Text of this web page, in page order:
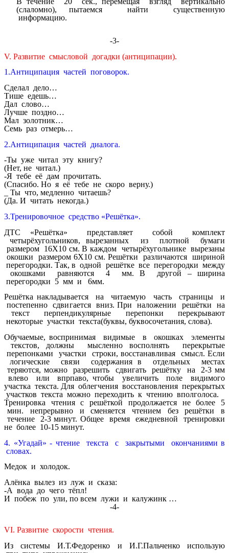
(слаломно), пытаемся найти существенную
информацию.
-3-
V. Развитие смысловой догадки (антиципации).
1.Антиципация частей поговорок.
Сделал дело…
Тише едешь…
Дал слово…
Лучше поздно…
Мал золотник…
Семь раз отмерь…
2.Антиципация частей диалога.
-Ты уже читал эту книгу?
(Нет, не читал.)
-Я тебе её дам прочитать.
(Спасибо. Но я её тебе не скоро верну.)
_ Ты что, медленно читаешь?
(Да. И читать некогда.)
3.Тренировочное средство «Решётка».
ДТС «Решётка» представляет собой комплект
четырёхугольников, вырезанных из плотной бумаги
размером 16Χ10 см. В каждом четырёхугольнике вырезаны
окошки размером 6Χ10 см. Решётки различаются шириной
перегородки. Так, в одной решётке все перегородки между
окошками равняются 4 мм. В другой – ширина
перегородки 5 мм и 6мм.
Решётка накладывается на читаемую часть страницы и
постепенно сдвигается вниз. При наложении решётки на
текст перпендикулярные перепонки перекрывают
некоторые участки текста(буквы, буквосочетания, слова).
Обучаемые, воспринимая видимые в окошках элементы
текстов, должны мысленно восполнять перекрытые
перепонками участки строки, восстанавливая смысл. Если
логические связи содержания в отдельных местах
теряются, можно разрешить сдвигать решётку на 2-3 мм
влево или впрпаво, чтобы увеличить поле видимого
участка текста. Для облегчения восстановления перекрытых
участков текста можно переходить к чтению вполголоса.
Тренировка чтения с решёткой продолжается не более 5
мин. непрерывно и сменяется чтением без решётки в
течение 2-3 минут. Общее время ежедневной тренировки
не более 10-15 минут.
4. «Угадай» - чтение текста с закрытыми окончаниями в
словах.
Медок и холодок.
Алёнка вылез из луж и сказа:
-А вода до чего тёпл!
И побеж по ули, по всем лужи и калужинк …
-4-
VІ. Развитие скорости чтения.
Из системы И.Т.Федоренко и И.Г.Пальченко использую